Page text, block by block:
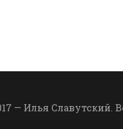
— Илья Славутский.